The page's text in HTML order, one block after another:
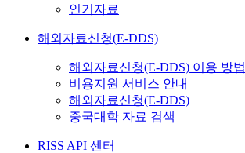
인기자료
해외자료신청(E-DDS)
해외자료신청(E-DDS) 이용 방법
비용지원 서비스 안내
해외자료신청(E-DDS)
중국대학 자료 검색
RISS API 센터